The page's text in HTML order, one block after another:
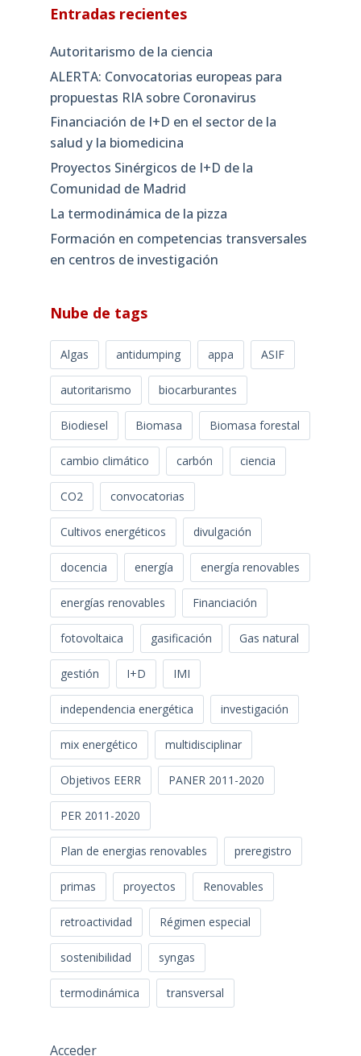
Entradas recientes
Autoritarismo de la ciencia
ALERTA: Convocatorias europeas para
propuestas RIA sobre Coronavirus
Financiación de I+D en el sector de la
salud y la biomedicina
Proyectos Sinérgicos de I+D de la
Comunidad de Madrid
La termodinámica de la pizza
Formación en competencias transversales
en centros de investigación
Nube de tags
Algas antidumping appa ASIF
autoritarismo biocarburantes
Biodiesel Biomasa Biomasa forestal
cambio climático carbón ciencia
CO2 convocatorias
Cultivos energéticos divulgación
docencia energía energía renovables
energías renovables Financiación
fotovoltaica gasificación Gas natural
gestión I+D IMI
independencia energética investigación
mix energético multidisciplinar
Objetivos EERR PANER 2011-2020
PER 2011-2020
Plan de energias renovables preregistro
primas proyectos Renovables
retroactividad Régimen especial
sostenibilidad syngas
termodinámica transversal
Acceder